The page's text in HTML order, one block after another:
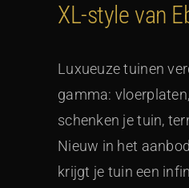
XL-style van
Luxueuze tuinen
gamma:
schenken je tuin,
Nieuw in het
krijgt je tuin een